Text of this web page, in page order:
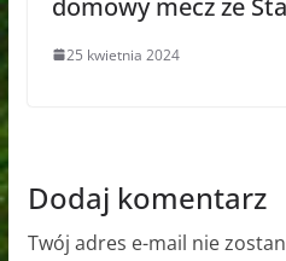
25 kwietnia 2024
Dodaj komentarz
Twój adres e-mail nie